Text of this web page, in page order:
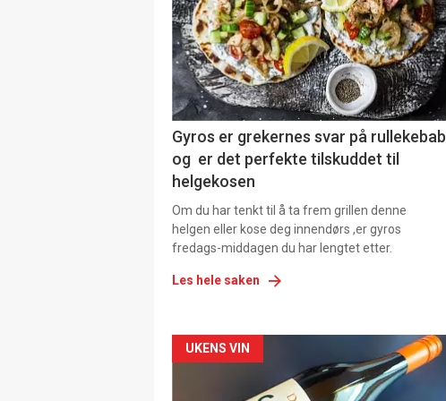
Gyros er grekernes svar på rullekebab
og er det perfekte tilskuddet til
helgekosen
Om du har tenkt til å ta frem grillen denne
helgen eller kose deg innendørs ,er gyros
fredags-middagen du har lengtet etter.
Les hele saken
Forsiden
akkurat
UKENS VIN